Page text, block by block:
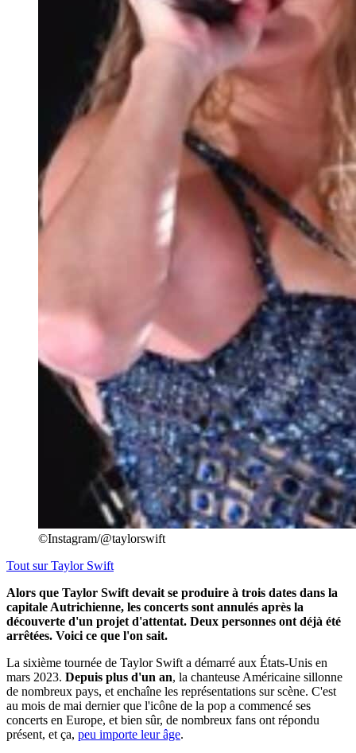
©Instagram/@taylorswift
Tout surTaylor Swift
Alors que Taylor Swift devait se produire à trois dates dans la
capitale Autrichienne, les concerts sont annulés après la
découverte d'un projet d'attentat. Deux personnes ont déjà été
arrêtées. Voici ce que l'on sait.
La sixième tournée de Taylor Swift a démarré aux États-Unis en
mars 2023. Depuis plus d'un an, la chanteuse Américaine sillonne
de nombreux pays, et enchaîne les représentations sur scène. C'est
au mois de mai dernier que l'icône de la pop a commencé ses
concerts en Europe, et bien sûr, de nombreux fans ont répondu
présent, et ça, peu importe leur âge.